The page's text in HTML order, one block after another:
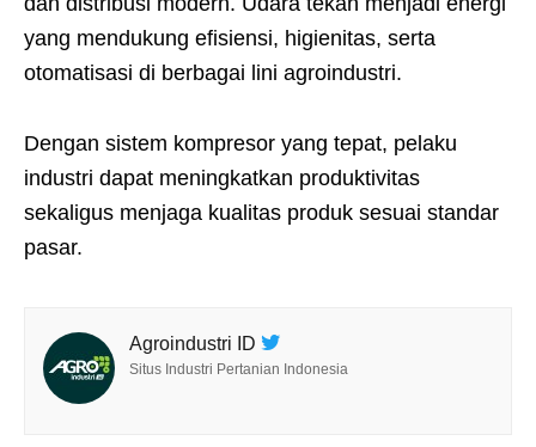
yang mendukung efisiensi, higienitas, serta
otomatisasi di berbagai lini agroindustri.
Dengan sistem kompresor yang tepat, pelaku
industri dapat meningkatkan produktivitas
sekaligus menjaga kualitas produk sesuai standar
pasar.
Agroindustri ID
Situs Industri Pertanian Indonesia